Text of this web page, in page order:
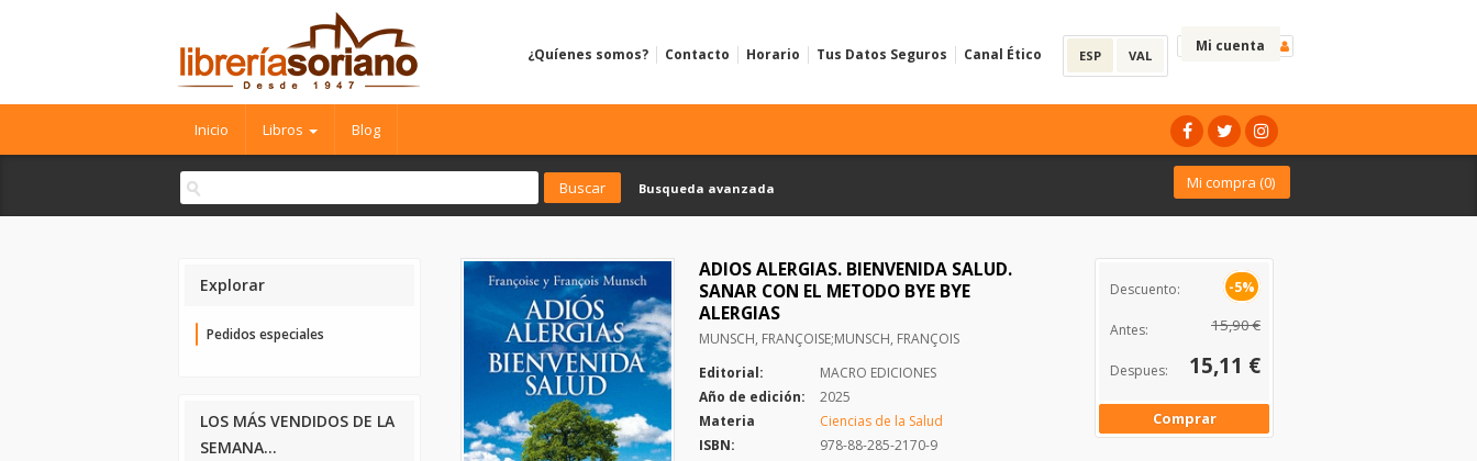
Mi cuenta
ESP VAL
¿Quíenes somos? Contacto Horario Tus Datos Seguros Canal Ético
Inicio Libros Blog
Busqueda avanzada Mi compra (0)
ADIOS ALERGIAS. BIENVENIDA SALUD.
SANAR CON EL METODO BYE BYE
ALERGIAS
MUNSCH, FRANÇOISE;MUNSCH, FRANÇOIS
Editorial:
MACRO EDICIONES
Año de edición:
2025
Materia
Ciencias de la Salud
ISBN:
978-88-285-2170-9
Descuento: -5%
Antes: 15,90 €
Despues: 15,11 €
Comprar
Explorar
Pedidos especiales
LOS MÁS VENDIDOS DE LA
SEMANA...